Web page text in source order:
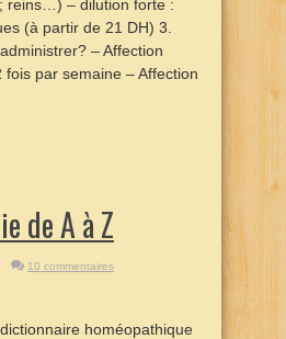
reins…) – dilution forte :
(à partir de 21 DH) 3.
– Affection
par semaine – Affection
de A à Z
10 commentaires
homéopathique